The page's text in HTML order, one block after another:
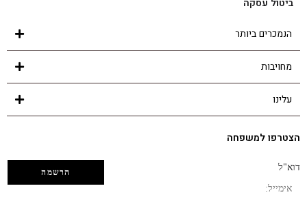
ביטול עסקה
הנמכרים ביותר
מחויבות
עלינו
הצטרפו למשפחה
דוא"ל